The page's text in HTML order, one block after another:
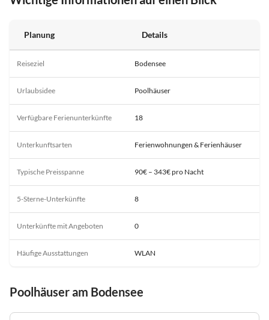
Planung Details
Reiseziel Bodensee
Urlaubsidee Poolhäuser
Verfügbare Ferienunterkünfte 18
Unterkunftsarten Ferienwohnungen & Ferienhäuser
Typische Preisspanne 90€ – 343€ pro Nacht
5-Sterne-Unterkünfte 8
Unterkünfte mit Angeboten 0
Häufige Ausstattungen WLAN
Poolhäuser am Bodensee